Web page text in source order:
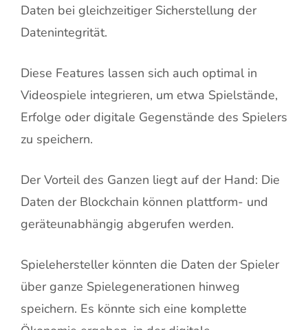
Daten bei gleichzeitiger Sicherstellung der
Datenintegrität.
Diese Features lassen sich auch optimal in
Videospiele integrieren, um etwa Spielstände,
Erfolge oder digitale Gegenstände des Spielers
zu speichern.
Der Vorteil des Ganzen liegt auf der Hand: Die
Daten der Blockchain können plattform- und
geräteunabhängig abgerufen werden.
Spielehersteller könnten die Daten der Spieler
über ganze Spielegenerationen hinweg
speichern. Es könnte sich eine komplette